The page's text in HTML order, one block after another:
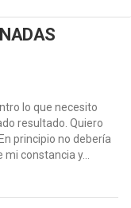
lo que necesito
resultado. Quiero
principio no debería
constancia y...